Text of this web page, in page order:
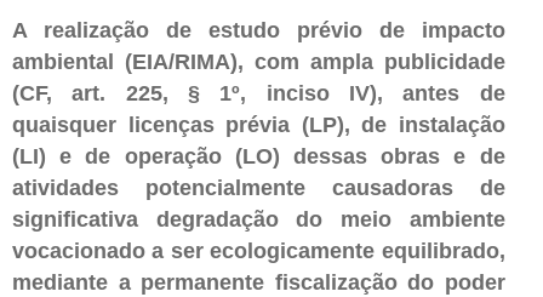
A realização de estudo prévio de impacto
ambiental (EIA/RIMA), com ampla publicidade
(CF, art. 225, § 1º, inciso IV), antes de
quaisquer licenças prévia (LP), de instalação
(LI) e de operação (LO) dessas obras e de
atividades potencialmente causadoras de
significativa degradação do meio ambiente
vocacionado a ser ecologicamente equilibrado,
mediante a permanente fiscalização do poder